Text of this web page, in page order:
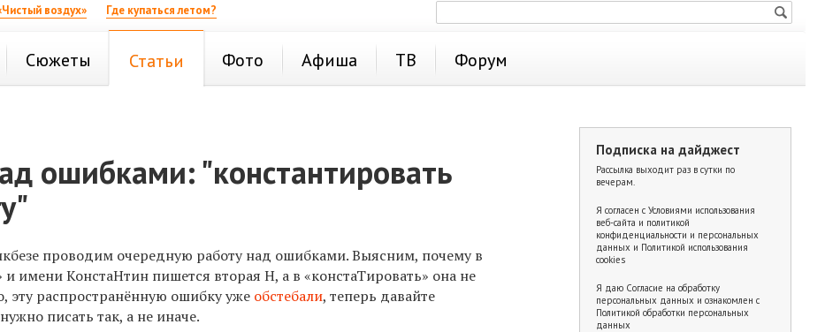
воздух» Где купаться летом?
Сюжеты Статьи Фото Афиша ТВ Форум
ошибками: "константировать
проводим очередную работу над ошибками. Выясним, почему в
и имени КонстаНтин пишется вторая Н, а в «констаТировать» она не
эту распространённую ошибку уже обстебали, теперь давайте
писать так, а не иначе.
Подписка на дайджест
Рассылка выходит раз в сутки по
вечерам.
Я согласен с Условиями использования
веб-сайта и политикой
конфиденциальности и персональных
данных и Политикой использования
cookies
Я даю Согласие на обработку
персональных данных и ознакомлен с
Политикой обработки персональных
данных